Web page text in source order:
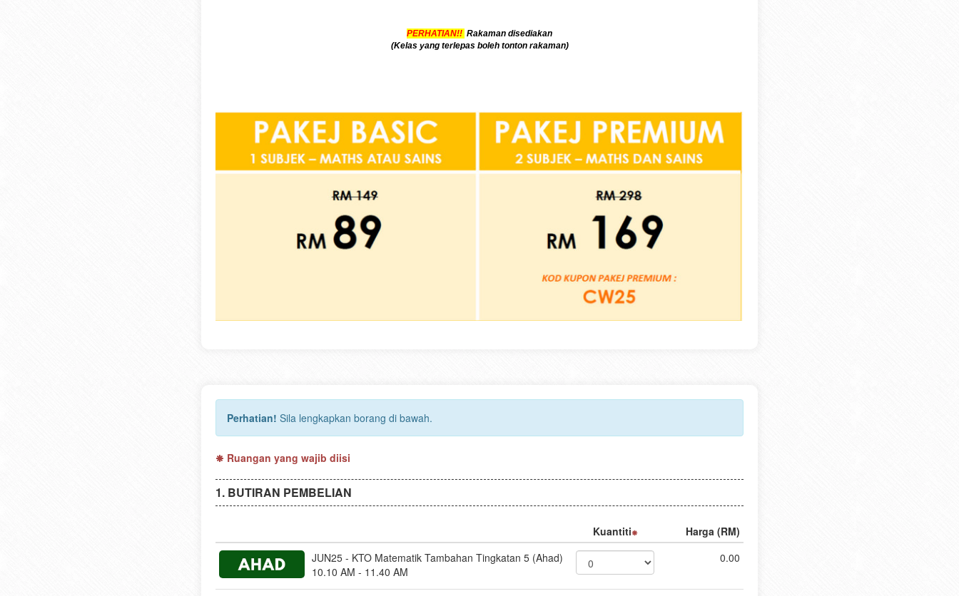
PERHATIAN!! Rakaman disediakan
(Kelas yang terlepas boleh tonton rakaman)
Perhatian! Sila lengkapkan borang di bawah.
Ruangan yang wajib diisi
BUTIRAN PEMBELIAN
Kuantiti
Harga (RM)
JUN25 - KTO Matematik Tambahan Tingkatan 5 (Ahad)
10.10 AM - 11.40 AM
0.00